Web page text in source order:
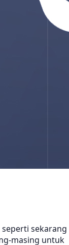
sekarang
masing untuk